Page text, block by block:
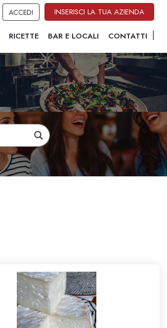
ACCEDI INSERISCI LA TUA AZIENDA
RICETTE BAR E LOCALI CONTATTI